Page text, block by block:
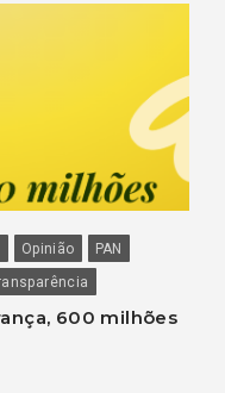
Opinião
PAN
600 milhões